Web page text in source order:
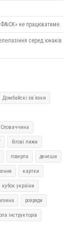
не працюватиме.
серед юнаків
Домбайскі зв`язки
Словаччина
бігові лижи
говерла денеши
картки
кубок україни
розряди
інструкторів